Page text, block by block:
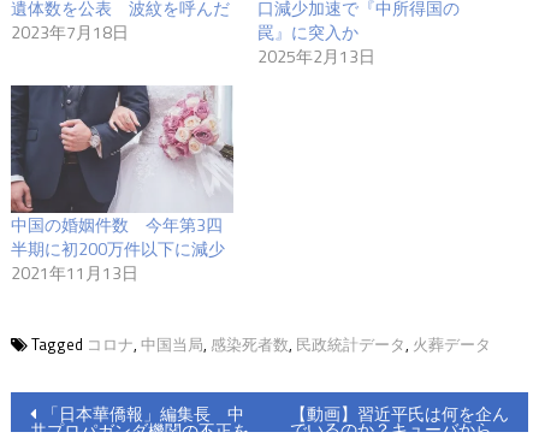
遺体数を公表 波紋を呼んだ
2023年7月18日
口減少加速で『中所得国の
罠』に突入か
2025年2月13日
中国の婚姻件数 今年第3四
半期に初200万件以下に減少
2021年11月13日
Tagged コロナ, 中国当局, 感染死者数, 民政統計データ, 火葬データ
投 「日本華僑報」編集長 中
共プロパガンダ機関の不正を
【動画】習近平氏は何を企ん
でいるのか？キューバから、